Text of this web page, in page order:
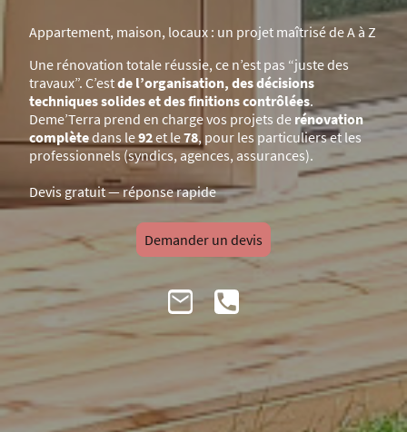
Appartement, maison, locaux : un projet maîtrisé de A à Z
Une rénovation totale réussie, ce n’est pas “juste des
travaux”. C’estde l’organisation, des décisions
techniques solides et des finitions contrôlées.
Deme’Terra prend en charge vos projets de rénovation
complètedans le92et le78, pour les particuliers et les
professionnels (syndics, agences, assurances).
Devis gratuit — réponse rapide
Demander un devis